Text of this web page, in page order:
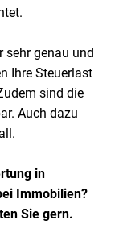
sehr genau und
Ihre Steuerlast
sind die
Auch dazu
in
Immobilien?
Sie gern.